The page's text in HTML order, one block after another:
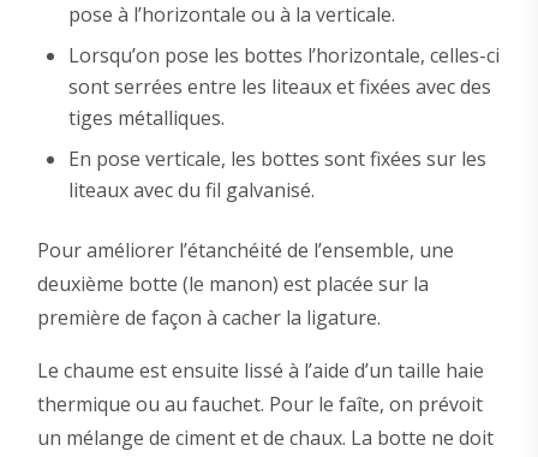
pose à l’horizontale ou à la verticale.
Lorsqu’on pose les bottes l’horizontale, celles-ci
sont serrées entre les liteaux et fixées avec des
tiges métalliques.
En pose verticale, les bottes sont fixées sur les
liteaux avec du fil galvanisé.
Pour améliorer l’étanchéité de l’ensemble, une
deuxième botte (le manon) est placée sur la
première de façon à cacher la ligature.
Le chaume est ensuite lissé à l’aide d’un taille haie
thermique ou au fauchet. Pour le faîte, on prévoit
un mélange de ciment et de chaux. La botte ne doit